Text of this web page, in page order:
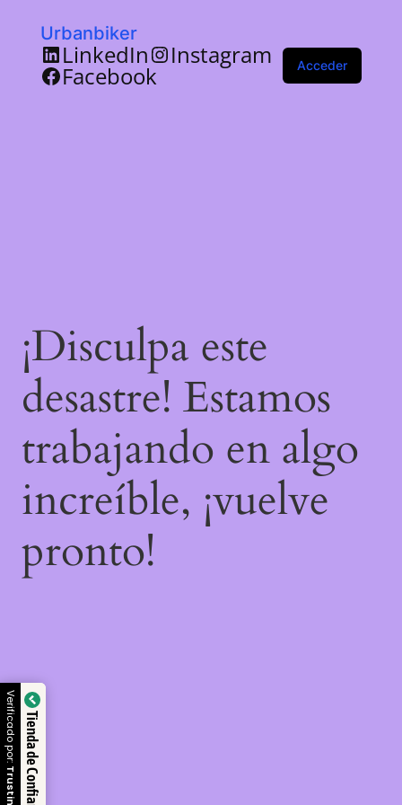
Urbanbiker
LinkedIn Instagram
Facebook Acceder
¡Disculpa este
desastre! Estamos
trabajando en algo
increíble, ¡vuelve
pronto!
Tienda de Confianza
Verificado por: